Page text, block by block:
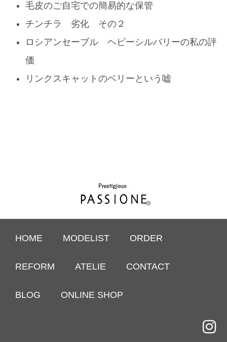
毛皮のご自宅での簡易的な保管
チンチラ 劣化 その２
ロシアンセーブル ヘビーシルバリーの私の評
価
リンクスキャットのベリーという嘘
HOME MODELIST ORDER
REFORM ATELIE CONTACT
BLOG ONLINE SHOP